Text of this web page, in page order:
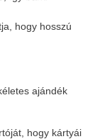
hogy hosszú
ajándék
hogy kártyái